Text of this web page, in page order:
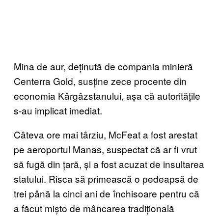
Mina de aur, deținută de compania minieră
Centerra Gold, susține zece procente din
economia Kârgâzstanului, așa că autoritățile
s-au implicat imediat.
Câteva ore mai târziu, McFeat a fost arestat
pe aeroportul Manas, suspectat că ar fi vrut
să fugă din țară, și a fost acuzat de insultarea
statului. Risca să primească o pedeapsă de
trei până la cinci ani de închisoare pentru că
a făcut mișto de mâncarea tradițională